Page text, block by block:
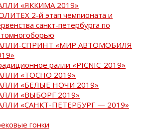
«ЯККИМА 2019»
2-й этап чемпионата и
санкт-петербурга по
СПРИНТ «МИР АВТОМОБИЛЯ
ралли «PICNIC-2019»
«ТОСНО 2019»
«БЕЛЫЕ НОЧИ 2019»
«ВЫБОРГ 2019»
«САНКТ-ПЕТЕРБУРГ — 2019»
гонки